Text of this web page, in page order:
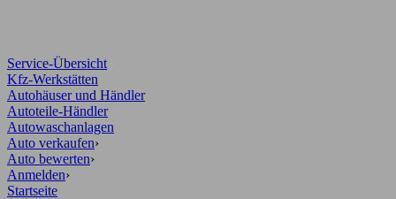
Service-Übersicht
Kfz-Werkstätten
Autohäuser und Händler
Autoteile-Händler
Autowaschanlagen
Auto verkaufen›
Auto bewerten›
Anmelden›
Startseite